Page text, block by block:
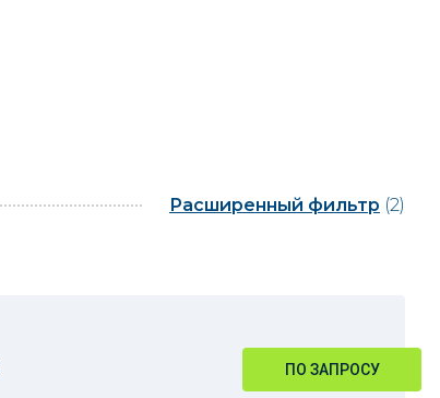
Расширенный фильтр (2)
ПО ЗАПРОСУ